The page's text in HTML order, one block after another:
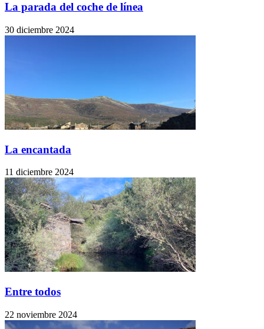
La parada del coche de línea
30 diciembre 2024
La encantada
11 diciembre 2024
Entre todos
22 noviembre 2024